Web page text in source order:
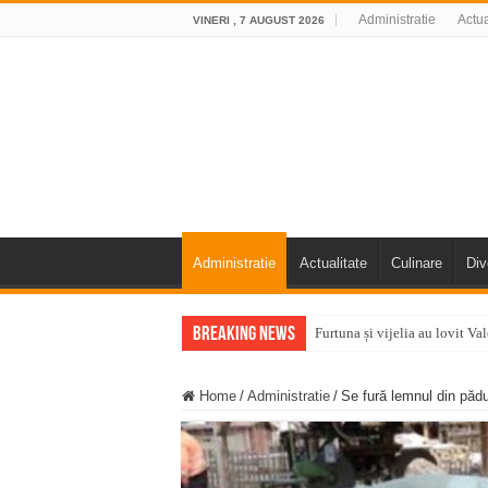
VINERI , 7 AUGUST 2026 Administratie
Administratie Actualitate Culinare
Breaking News Furtuna și vijelia au lovit
ANUNŢ OPRIRE ANUNŢ
Anunț important – Închidere
Ștrandul Termal Ring din
Home / Administratie / Se fură lemnul din